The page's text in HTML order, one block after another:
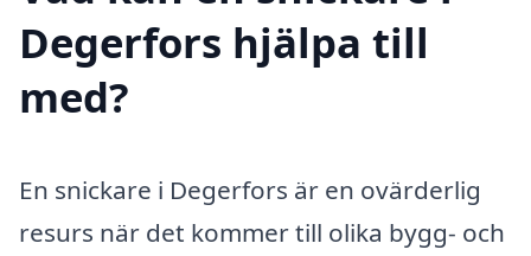
Degerfors hjälpa till
med?
En snickare i Degerfors är en ovärderlig
resurs när det kommer till olika bygg- och